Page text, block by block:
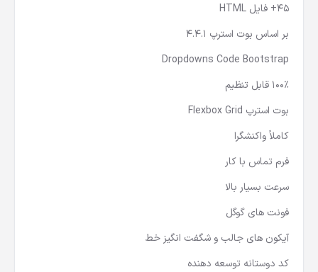
45+ فایل HTML
بر اساس بوت استرپ 4.4.1
Dropdowns Code Bootstrap
100٪ قابل تنظیم
بوت استرپ Flexbox Grid
کاملاً واکنشگرا
فرم تماس با کار
سرعت بسیار بالا
فونت های گوگل
آیکون های جالب و شگفت انگیز خط
کد دوستانه توسعه دهنده